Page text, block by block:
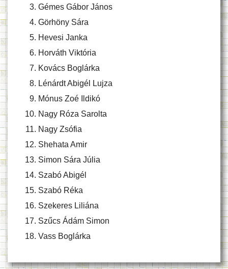
Gémes Gábor János
Görhöny Sára
Hevesi Janka
Horváth Viktória
Kovács Boglárka
Lénárdt Abigél Lujza
Mónus Zoé Ildikó
Nagy Róza Sarolta
Nagy Zsófia
Shehata Amir
Simon Sára Júlia
Szabó Abigél
Szabó Réka
Szekeres Liliána
Szűcs Ádám Simon
Vass Boglárka